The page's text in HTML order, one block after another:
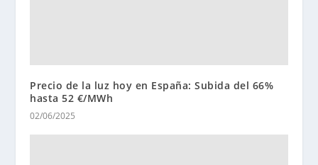
Precio de la luz hoy en España: Subida del 66%
hasta 52 €/MWh
02/06/2025